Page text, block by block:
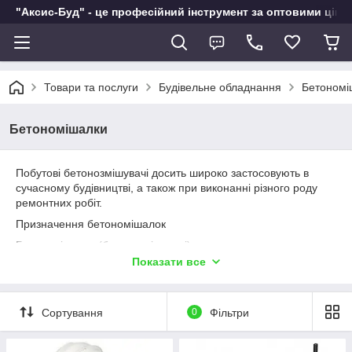
"Аксис-Буд" - це професійний інструмент за оптовими
Товари та послуги Будівельне обладнання
Бетономішалки
Побутові бетонозмішувачі досить широко застосовують в
сучасному будівництві, а також при виконанні різного роду
ремонтних робіт.
Призначення бетономішалок
Бетономішалки (бетонозмішувачі) використовують для
рівномірного змішування цементу з водою і різними
та іншими твердими добавками), що дозволяє в декілька
разів прискорити темпи будівництва.
циклічні (в них завантажують весь вихідний матеріал, а вже
Показати все
Сортування 0 Фільтри